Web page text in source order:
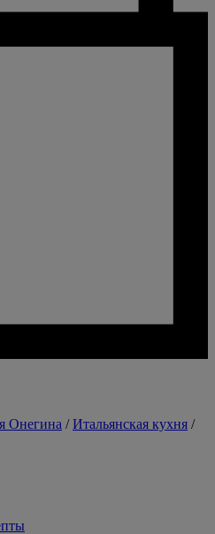
Онегина /Итальянская кухня /